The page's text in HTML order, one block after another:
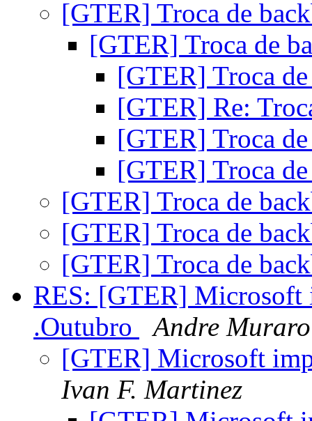
[GTER] Troca de
[GTER] Troca de
[GTER] Troca
[GTER] Re:
[GTER] Troca
[GTER] Troca
[GTER] Troca de
[GTER] Troca de
[GTER] Troca de
RES: [GTER] Microsoft
.Outubro
Andre Muraro
[GTER] Microsoft
Ivan F. Martinez